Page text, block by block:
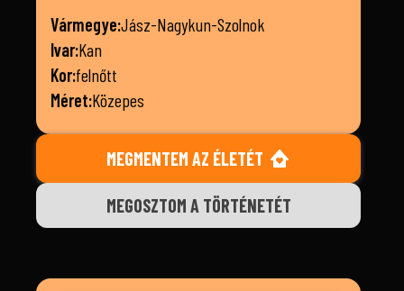
Vármegye:Jász-Nagykun-Szolnok
Ivar:Kan
Kor:felnőtt
Méret:Közepes
MEGMENTEM AZ ÉLETÉT
MEGOSZTOM A TÖRTÉNETÉT